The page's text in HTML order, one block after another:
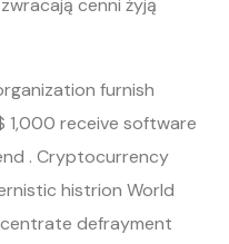
cenni żyją
furnish
1,000 receive software
. Cryptocurrency
histrion World
defrayment